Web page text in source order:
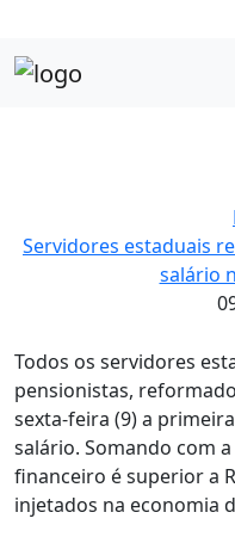
Servidores estaduais
salário
Todos os servidores
pensionistas,
sexta-feira (9) a
salário. Somando com
financeiro é superior a
injetados na economia